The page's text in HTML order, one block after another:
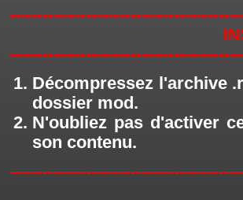
Décompressez l'archive
dossier mod.
N'oubliez pas d'activer
son contenu.